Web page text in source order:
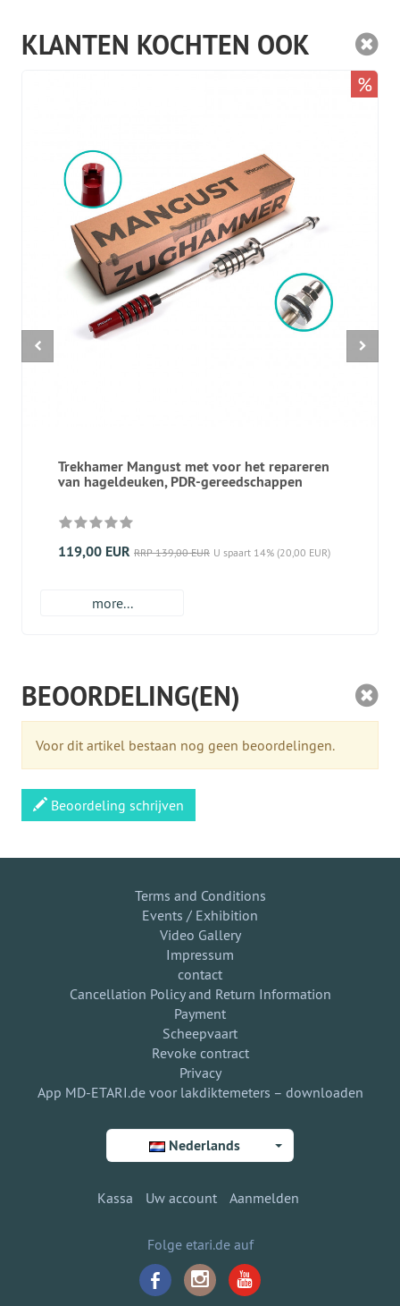
KLANTEN KOCHTEN OOK
Trekhamer Mangust met voor het repareren
van hageldeuken, PDR-gereedschappen
119,00 EUR RRP 139,00 EUR U spaart 14% (20,00 EUR)
more...
%
BEOORDELING(EN)
Voor dit artikel bestaan nog geen beoordelingen.
Beoordeling schrijven
Terms and Conditions
Events / Exhibition
Video Gallery
Impressum
contact
Cancellation Policy and Return Information
Payment
Scheepvaart
Revoke contract
Privacy
App MD-ETARI.de voor lakdiktemeters – downloaden
Nederlands
Kassa Uw account Aanmelden
Folge etari.de auf